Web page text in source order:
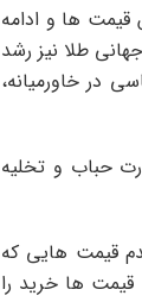
قیمت ها و ادامه
طلا نیز رشد
در خاورمیانه،
حباب و تخلیه
قیمت هایی که
ها خرید را